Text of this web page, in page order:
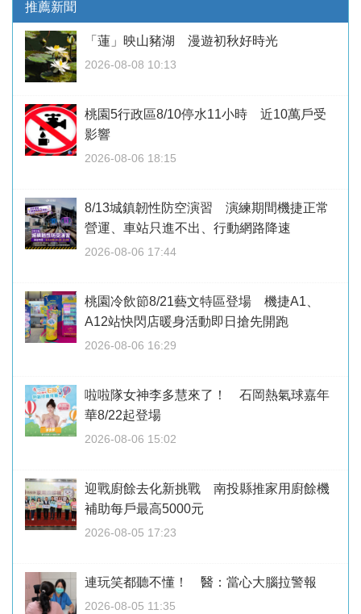
推薦新聞
「蓮」映山豬湖 漫遊初秋好時光
2026-08-08 10:13
桃園5行政區8/10停水11小時 近10萬戶受
影響
2026-08-06 18:15
8/13城鎮韌性防空演習 演練期間機捷正常
營運、車站只進不出、行動網路降速
2026-08-06 17:44
桃園冷飲節8/21藝文特區登場 機捷A1、
A12站快閃店暖身活動即日搶先開跑
2026-08-06 16:29
啦啦隊女神李多慧來了！ 石岡熱氣球嘉年
華8/22起登場
2026-08-06 15:02
迎戰廚餘去化新挑戰 南投縣推家用廚餘機
補助每戶最高5000元
2026-08-05 17:23
連玩笑都聽不懂！ 醫：當心大腦拉警報
2026-08-05 11:35